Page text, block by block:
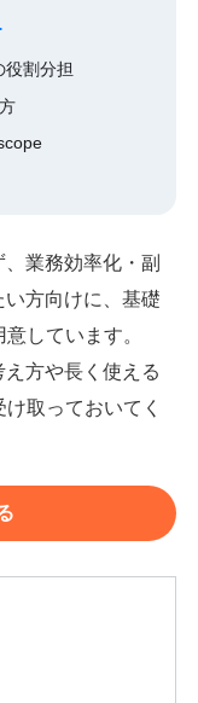
割分担
業務効率化・副
方向けに、基礎
しています。
方や長く使える
取っておいてく